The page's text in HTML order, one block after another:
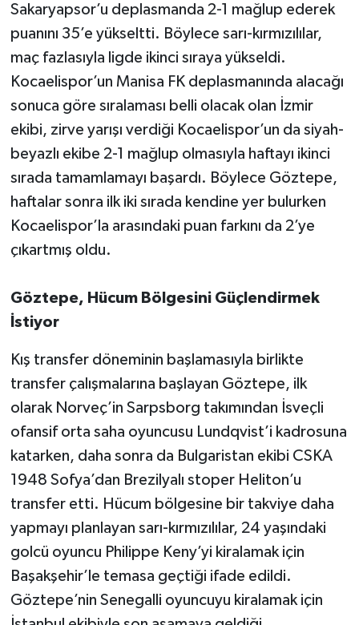
Sakaryapsor’u deplasmanda 2-1 mağlup ederek
puanını 35’e yükseltti. Böylece sarı-kırmızılılar,
maç fazlasıyla ligde ikinci sıraya yükseldi.
Kocaelispor’un Manisa FK deplasmanında alacağı
sonuca göre sıralaması belli olacak olan İzmir
ekibi, zirve yarışı verdiği Kocaelispor’un da siyah-
beyazlı ekibe 2-1 mağlup olmasıyla haftayı ikinci
sırada tamamlamayı başardı. Böylece Göztepe,
haftalar sonra ilk iki sırada kendine yer bulurken
Kocaelispor’la arasındaki puan farkını da 2’ye
çıkartmış oldu.
Göztepe, Hücum Bölgesini Güçlendirmek
İstiyor
Kış transfer döneminin başlamasıyla birlikte
transfer çalışmalarına başlayan Göztepe, ilk
olarak Norveç’in Sarpsborg takımından İsveçli
ofansif orta saha oyuncusu Lundqvist’i kadrosuna
katarken, daha sonra da Bulgaristan ekibi CSKA
1948 Sofya’dan Brezilyalı stoper Heliton’u
transfer etti. Hücum bölgesine bir takviye daha
yapmayı planlayan sarı-kırmızılılar, 24 yaşındaki
golcü oyuncu Philippe Keny’yi kiralamak için
Başakşehir’le temasa geçtiği ifade edildi.
Göztepe’nin Senegalli oyuncuyu kiralamak için